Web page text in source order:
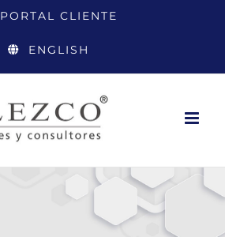
PORTAL CLIENTE
ENGLISH